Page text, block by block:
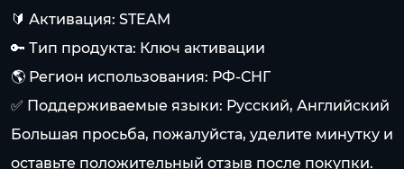
🔰 Активация: STEAM
🔑 Тип продукта: Ключ активации
🌎 Регион использования: РФ-СНГ
✅ Поддерживаемые языки: Русский, Английский
Большая просьба, пожалуйста, уделите минутку и
оставьте положительный отзыв после покупки.